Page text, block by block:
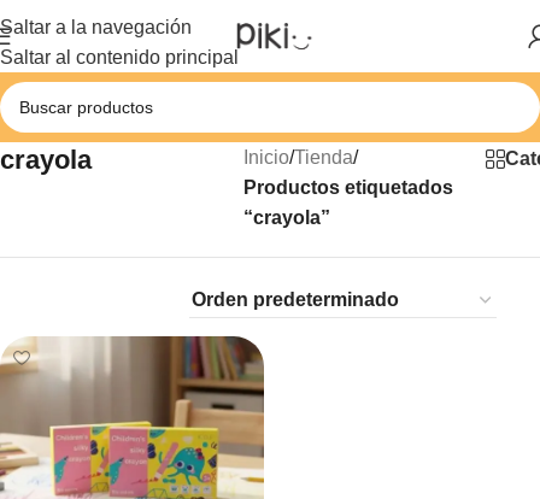
Saltar a la navegación
Saltar al contenido principal
crayola Inicio/Tienda/
Productos etiquetados
“crayola”